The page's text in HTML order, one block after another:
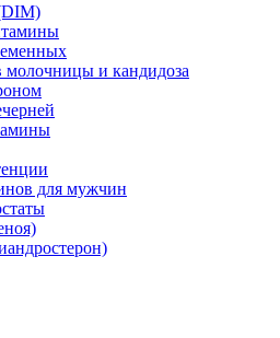
молочницы и кандидоза
для мужчин